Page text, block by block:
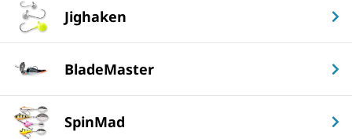
Jighaken
BladeMaster
SpinMad